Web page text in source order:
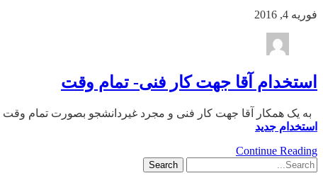
فوریه 4, 2016
استخدام آقا جهت کار فنی- تمام وقت
به یک همکار آقا جهت کار فنی و مجرد غیردانشجو بصورت تمام وقت و
استخدام جدید
Continue Reading